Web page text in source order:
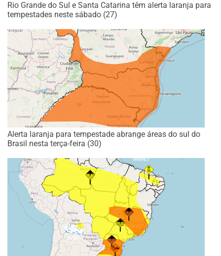
Rio Grande do Sul e Santa Catarina têm alerta laranja para
tempestades neste sábado (27)
Alerta laranja para tempestade abrange áreas do sul do
Brasil nesta terça-feira (30)